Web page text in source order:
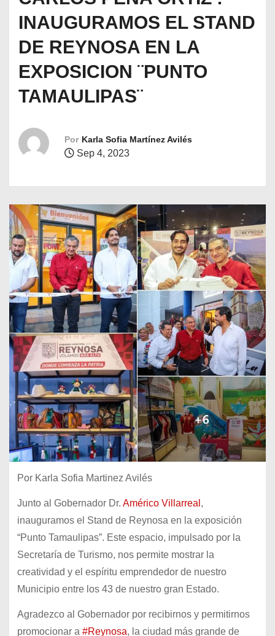
INAUGURAMOS EL STAND
DE REYNOSA EN LA
EXPOSICION ¨PUNTO
TAMAULIPAS¨
Por Karla Sofia Martínez Avilés
Sep 4, 2023
Por Karla Sofia Martinez Avilés
Junto al Gobernador Dr. Américo Villarreal ,
inauguramos el Stand de Reynosa en la exposición
“Punto Tamaulipas”. Este espacio, impulsado por la
Secretaría de Turismo, nos permite mostrar la
creatividad y el espíritu emprendedor de nuestro
Municipio entre los 43 de nuestro gran Estado.
Agradezco al Gobernador por recibirnos y permitirnos
promocionar a #Reynosa, la ciudad más grande de